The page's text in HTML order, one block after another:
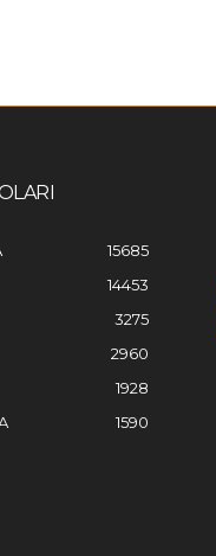
15685
14453
3275
2960
1928
1590